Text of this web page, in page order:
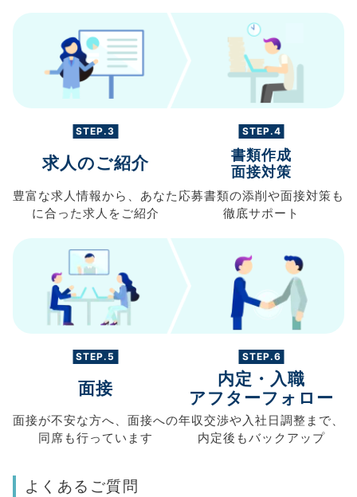
STEP.3
求人のご紹介
豊富な求人情報から、 あなた
に合った求人を ご紹介
STEP.4
書類作成
面接対策
応募書類の添削や面接対策も
徹底サポート
STEP.5
面接
面接が不安な方へ、 面接への
同席も行っています
STEP.6
内定・入職
アフターフォロー
年収交渉や入社日調整まで、
内定後もバックアップ
よくあるご質問